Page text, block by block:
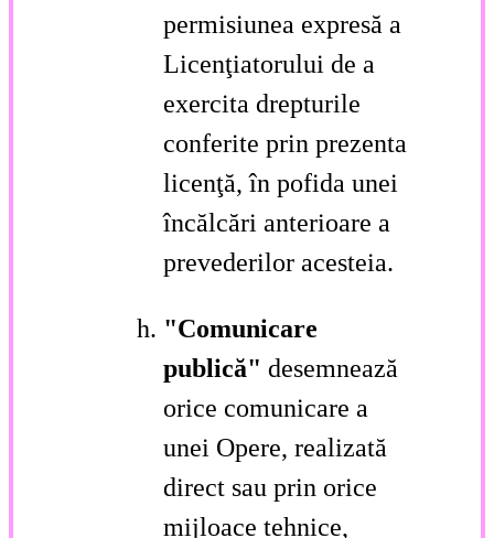
permisiunea expresă a
Licenţiatorului de a
exercita drepturile
conferite prin prezenta
licenţă, în pofida unei
încălcări anterioare a
prevederilor acesteia.
"Comunicare
publică" desemnează
orice comunicare a
unei Opere, realizată
direct sau prin orice
mijloace tehnice,